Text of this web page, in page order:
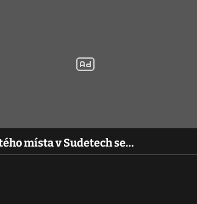
místa v Sudetech se…